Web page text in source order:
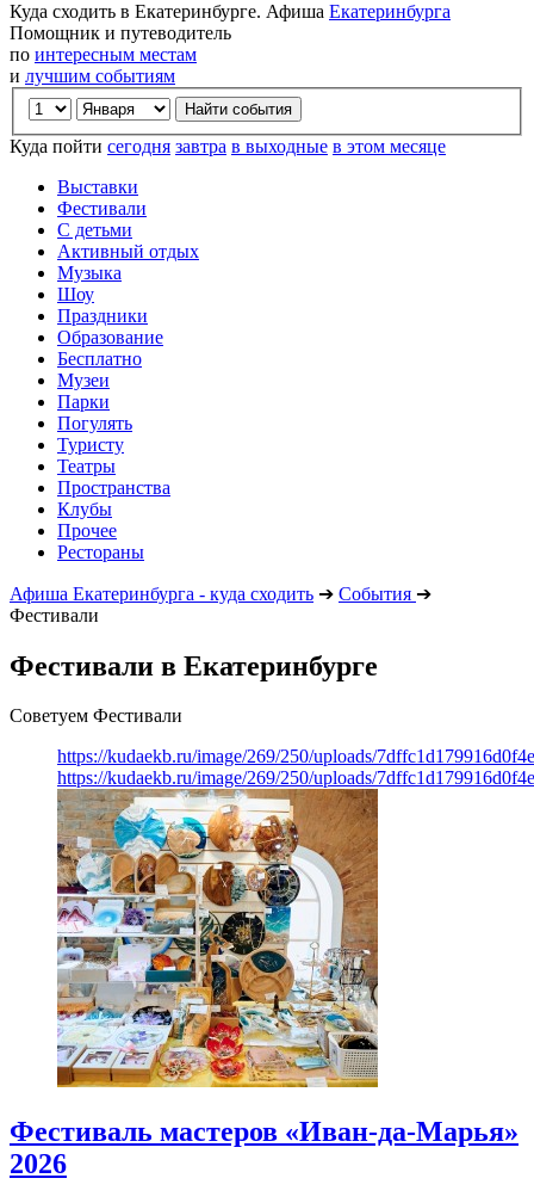
Куда сходить в Екатеринбурге. Афиша Екатеринбурга
Помощник и путеводитель
по интересным местам
и лучшим событиям
Куда пойти сегодня завтра в выходные в этом месяце
Выставки
Фестивали
С детьми
Активный отдых
Музыка
Шоу
Праздники
Образование
Бесплатно
Музеи
Парки
Погулять
Туристу
Театры
Пространства
Клубы
Прочее
Рестораны
Афиша Екатеринбурга - куда сходить ➔ События ➔
Фестивали
Фестивали в Екатеринбурге
Советуем Фестивали
https://kudaekb.ru/image/269/250/uploads/
https://kudaekb.ru/image/269/250/uploads/
Фестиваль мастеров «Иван-да-Марья»
2026